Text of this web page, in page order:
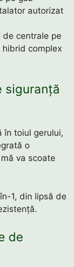
autorizat
centrale pe
complex
siguranță
în toiul gerului,
o
va scoate
1, din lipsă de
de